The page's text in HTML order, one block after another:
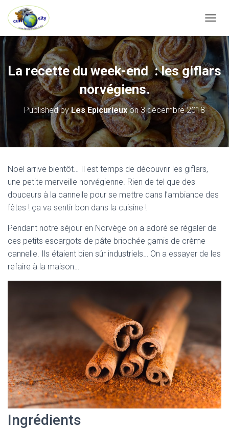
La recette du week-end : les giflars
norvégiens.
Published byLes Epicurieuxon3 décembre 2018
Noël arrive bientôt… Il est temps de découvrir les giflars,
une petite merveille norvégienne. Rien de tel que des
douceurs à la cannelle pour se mettre dans l’ambiance des
fêtes ! ça va sentir bon dans la cuisine !
Pendant notre séjour en Norvège on a adoré se régaler de
ces petits escargots de pâte briochée garnis de crème
cannelle. Ils étaient bien sûr industriels… On a essayer de les
refaire à la maison…
Ingrédients